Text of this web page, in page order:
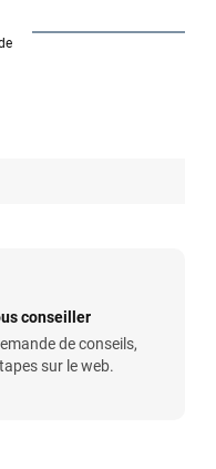
conseiller
de conseils,
sur le web.